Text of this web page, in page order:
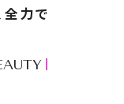
全力で